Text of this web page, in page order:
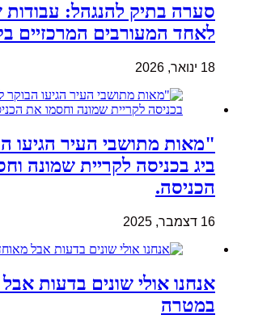
סערה בתיק להנגהל: עבודות
לאחד המעורבים המרכזיים
18 ינואר, 2026
"מאות מתושבי העיר הגיעו
ביג בכניסה לקריית שמונה
הכניסה.
16 דצמבר, 2025
אנחנו אולי שונים בדעות אבל
במטרה